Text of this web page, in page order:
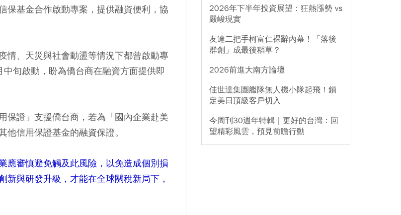
保基金合作啟動專案，提供融資便利，協
情、天災與社會動盪等情況下都曾啟動專
旬啟動，盼為僑台商在融資方面提供即
保證」支援僑台商，若為「國內企業赴美
信用保證基金的融資保證。
應審慎避免觸及此風險，以免造成個別損
與研發升級，才能在全球關稅新局下，
2026年下半年投資展望：狂熱漲勢 vs
嚴峻現實
友達二把手柯富仁裸辭內幕！「落後
群創」成最後稻草？
2026前進大南方論壇
佳世達集團艦隊無人機小隊起飛！鎖
定美日頂級客戶切入
今周刊30週年特輯｜更好的台灣：回
望精彩風雲，預見前瞻行動